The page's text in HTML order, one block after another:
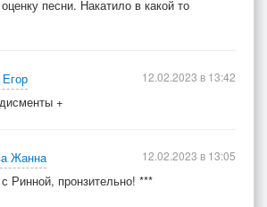
песни. Накатило в какой то
+
12.02.2023 в 13:42
Жанна
Ринной, пронзительно! ***
12.02.2023 в 13:05